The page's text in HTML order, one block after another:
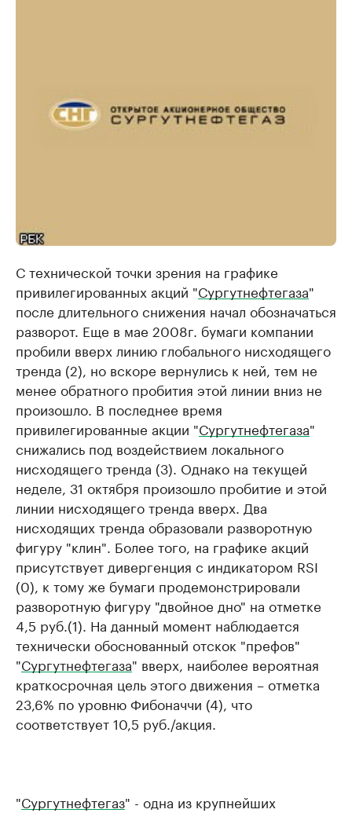
С технической точки зрения на графике
привилегированных акций "Сургутнефтегаза"
после длительного снижения начал обозначаться
разворот. Еще в мае 2008г. бумаги компании
пробили вверх линию глобального нисходящего
тренда (2), но вскоре вернулись к ней, тем не
менее обратного пробития этой линии вниз не
произошло. В последнее время
привилегированные акции "Сургутнефтегаза"
снижались под воздействием локального
нисходящего тренда (3). Однако на текущей
неделе, 31 октября произошло пробитие и этой
линии нисходящего тренда вверх. Два
нисходящих тренда образовали разворотную
фигуру "клин". Более того, на графике акций
присутствует дивергенция с индикатором RSI
(0), к тому же бумаги продемонстрировали
разворотную фигуру "двойное дно" на отметке
4,5 руб.(1). На данный момент наблюдается
технически обоснованный отскок "префов"
"Сургутнефтегаза" вверх, наиболее вероятная
краткосрочная цель этого движения – отметка
23,6% по уровню Фибоначчи (4), что
соответствует 10,5 руб./акция.
"Сургутнефтегаз" - одна из крупнейших